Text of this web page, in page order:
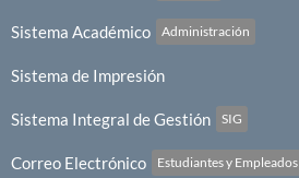
Sistema Académico Administración
Sistema de Impresión
Sistema Integral de Gestión SIG
Correo Electrónico Estudiantes y Empleados